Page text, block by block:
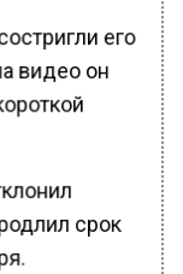
его
видео он
срок